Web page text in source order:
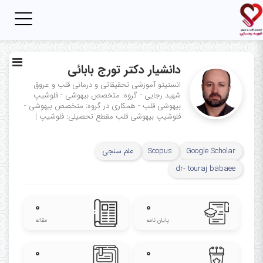
دانشیار دکتر تورج بابائی
انستیتو آموزشی تحقیقاتی و درمانی قلب و عروق
شهید رجایی - گروه: متخصص بیهوشی - فلوشیپ
بیهوشی قلب - همکاری در گروه: متخصص بیهوشی -
فلوشیپ بیهوشی قلب مقطع تحصیلی: فلوشیپ |
Google Scholar
Scopus
علم سنجی
dr- touraj babaee
۰
پایان نامه
۰
مقاله
۰ ۰